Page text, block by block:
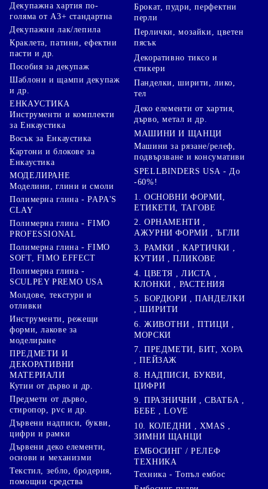
Декупажна хартия по-
голяма от А3+ стандартна
Декупажни лак/лепила
Краклета, патини, ефектни
пасти и др.
Пособия за декупаж
Шаблони и щампи декупаж
и др.
ЕНКАУСТИКА
Инструменти и комплекти
за Енкаустика
Восък за Енкаустика
Картони и блокове за
Енкаустика
МОДЕЛИРАНЕ
Моделини, глини и смоли
Полимерна глина - PAPA'S
CLAY
Полимерна глина - FIMO
PROFESSIONAL
Полимерна глина - FIMO
SOFT, FIMO EFFECT
Полимерна глина -
SCULPEY PREMO USA
Молдове, текстури и
отливки
Инструменти, режещи
форми, лакове за
моделиране
ПРЕДМЕТИ И
ДЕКОРАТИВНИ
МАТЕРИАЛИ
Кутии от дърво и др.
Предмети от дърво,
стиропор, pvc и др.
Дървени надписи, букви,
цифри и рамки
Дървени деко елементи,
основи и механизми
Текстил, зебло, бродерия,
помощни средства
Брокат, пудри, перфектни
перли
Перлички, мозайки, цветен
пясък
Декоративно тиксо и
стикери
Панделки, ширити, лико,
тел
Деко елементи от хартия,
дърво, метал и др.
МАШИНИ И ЩАНЦИ
Машини за рязане/релеф,
подвързване и консумативи
SPELLBINDERS USA - До
-60%!
1. ОСНОВНИ ФОРМИ,
ЕТИКЕТИ, ТАГОВЕ
2. ОРНАМЕНТИ ,
АЖУРНИ ФОРМИ , ЪГЛИ
3. РАМКИ , КАРТИЧКИ ,
КУТИИ , ПЛИКОВЕ
4. ЦВЕТЯ , ЛИСТА ,
КЛОНКИ , РАСТЕНИЯ
5. БОРДЮРИ , ПАНДЕЛКИ
, ШИРИТИ
6. ЖИВОТНИ , ПТИЦИ ,
МОРСКИ
7. ПРЕДМЕТИ, БИТ, ХОРА
, ПЕЙЗАЖ
8. НАДПИСИ, БУКВИ,
ЦИФРИ
9. ПРАЗНИЧНИ , СВАТБА ,
БЕБЕ , LOVE
10. КОЛЕДНИ , XMAS ,
ЗИМНИ ЩАНЦИ
ЕМБОСИНГ / РЕЛЕФ
ТЕХНИКА
Техника - Топъл ембос